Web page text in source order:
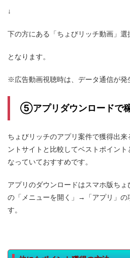
↓
下の方にある「ちょびリッチ動画」選
となります。
※広告動画視聴時は、データ通信が発
⑤アプリダウンロードで
ちょびリッチのアプリ案件で獲得出
ントサイトと比較してベストポイント
なっていておすすめです。
アプリのダウンロードはスマホ版ちょ
の「メニューを開く」→「アプリ」の
す。